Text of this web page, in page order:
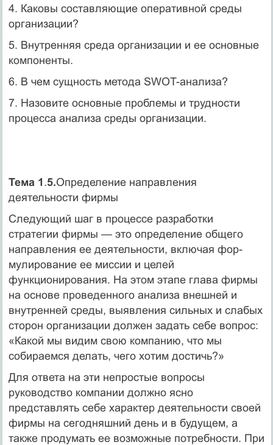
4. Каковы составляющие оперативной среды
организации?
5. Внутренняя среда организации и ее основные
компоненты.
6. В чем сущность метода SWOT-анализа?
7. Назовите основные проблемы и трудности
процесса анализа среды организации.
Тема 1 .5.Определение направления
деятельности фирмы
Следующий шаг в процессе разработки
стратегии фирмы — это определение общего
направления ее деятельности, включая фор­
мулирование ее миссии и целей
функционирования. На этом этапе глава фирмы
на основе проведенного анализа внешней и
внутрен­ней среды, выявления сильных и слабых
сторон организации дол­жен задать себе вопрос:
«Какой мы видим свою компанию, что мы
собираемся делать, чего хотим достичь?»
Для ответа на эти непростые вопросы
руководство компании должно ясно
представлять себе характер деятельности своей
фирмы на сегодняшний день и в будущем, а
также продумать ее возможные потребности. При